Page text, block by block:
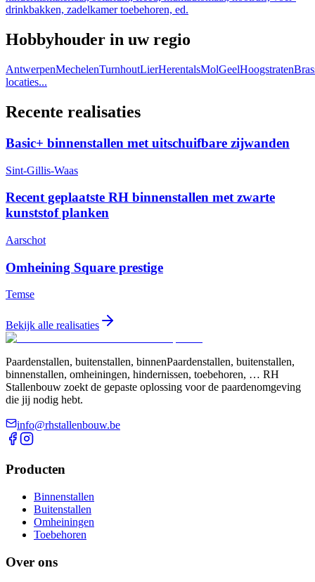
drinkbakken, zadelkamer toebehoren, ed.
Hobbyhouder in uw regio
AntwerpenMechelenTurnhoutLierHerentalsMolGeelHoogstraten
locaties...
Recente realisaties
Basic+ binnenstallen met uitschuifbare zijwanden
Sint-Gillis-Waas
Recent geplaatste RH binnenstallen met zwarte
kunststof planken
Aarschot
Omheining Square prestige
Temse
Bekijk alle realisaties
Paardenstallen, buitenstallen, binnenPaardenstallen, buitenstallen,
binnenstallen, omheiningen, hindernissen, toebehoren, … RH
Stallenbouw zoekt de gepaste oplossing voor de paardenomgeving
die jij nodig hebt.
info@rhstallenbouw.be
Producten
Binnenstallen
Buitenstallen
Omheiningen
Toebehoren
Over ons